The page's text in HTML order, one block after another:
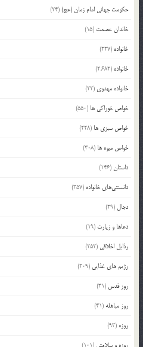
حکومت جهانی امام زمان (عج)(24)
خاندان عصمت (15)
خانواده (227)
خانواده (2,682)
خانواده مهدوی (22)
خواص خوراکی ها (550)
خواص سبزی ها (228)
خواص میوه ها (308)
داستان(146)
دانستنی‌های خانواده (357)
دجال (29)
دعاها و زیارت (19)
رذایل اخلاقی (252)
رژیم های غذایی (209)
روز قدس (31)
روز مباهله (41)
روزه (93)